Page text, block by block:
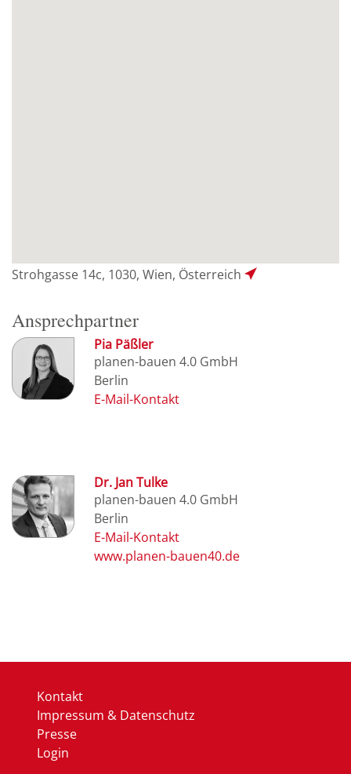
Strohgasse 14c, 1030, Wien, Österreich
Ansprechpartner
Pia Päßler
planen-bauen 4.0 GmbH
Berlin
Dr. Jan Tulke
planen-bauen 4.0 GmbH
Berlin
www.planen-bauen40.de
Kontakt
Impressum & Datenschutz
Presse
Login